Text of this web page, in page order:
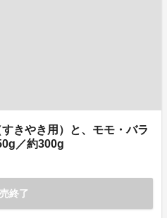
きやき用）と、モモ・バラ
／約300g
終了